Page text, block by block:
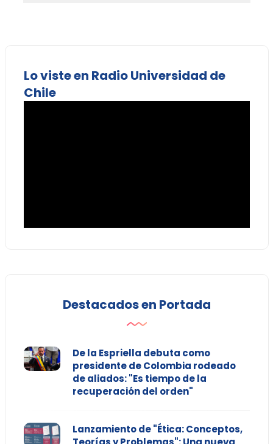
Lo viste en Radio Universidad de
Chile
Destacados en Portada
De la Espriella debuta como
presidente de Colombia rodeado
de aliados: "Es tiempo de la
recuperación del orden"
Lanzamiento de "Ética: Conceptos,